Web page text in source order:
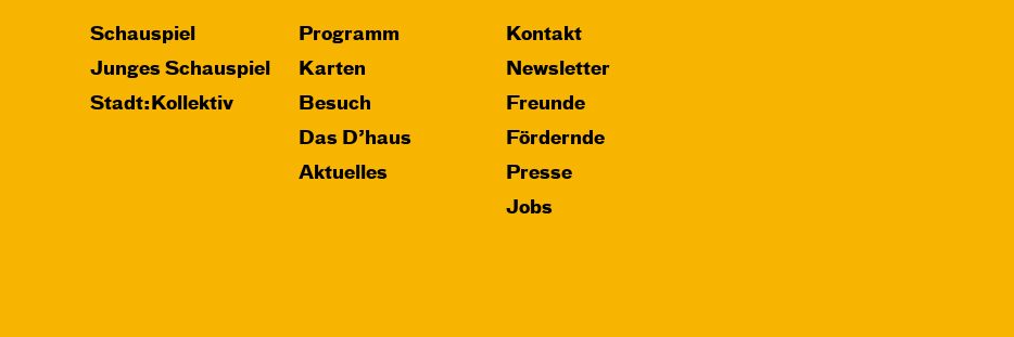
Schauspiel
Junges Schauspiel
Stadt:Kollektiv
Programm
Karten
Besuch
Das D’haus
Aktuelles
Kontakt
Newsletter
Freunde
Fördernde
Presse
Jobs